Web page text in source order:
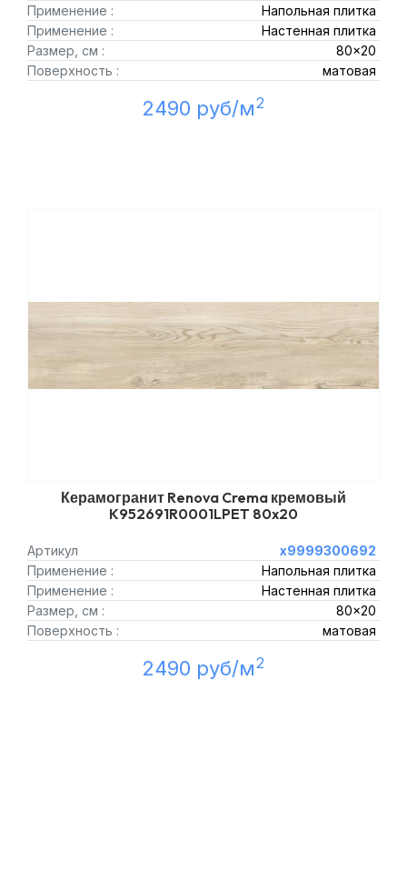
Применение :
Напольная плитка
Применение :
Настенная плитка
Размер, см :
80x20
Поверхность :
матовая
2490 руб/м2
Керамогранит Renova Crema кремовый
K952691R0001LPET 80x20
Артикул
х9999300692
Применение :
Напольная плитка
Применение :
Настенная плитка
Размер, см :
80x20
Поверхность :
матовая
2490 руб/м2